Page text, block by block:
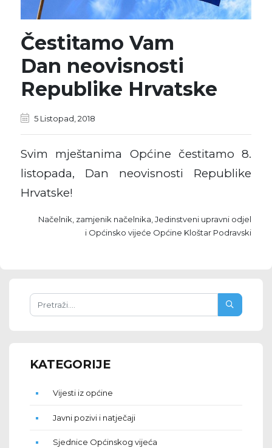
Čestitamo Vam
Dan neovisnosti
Republike Hrvatske
5 Listopad, 2018
Svim mještanima Općine čestitamo 8.
listopada, Dan neovisnosti Republike
Hrvatske!
Načelnik, zamjenik načelnika, Jedinstveni upravni odjel
i Općinsko vijeće Općine Kloštar Podravski
KATEGORIJE
Vijesti iz općine
Javni pozivi i natječaji
Sjednice Općinskog vijeća